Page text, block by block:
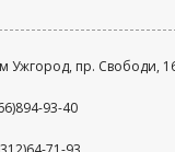
Ужгород, пр. Свободи,
93-40